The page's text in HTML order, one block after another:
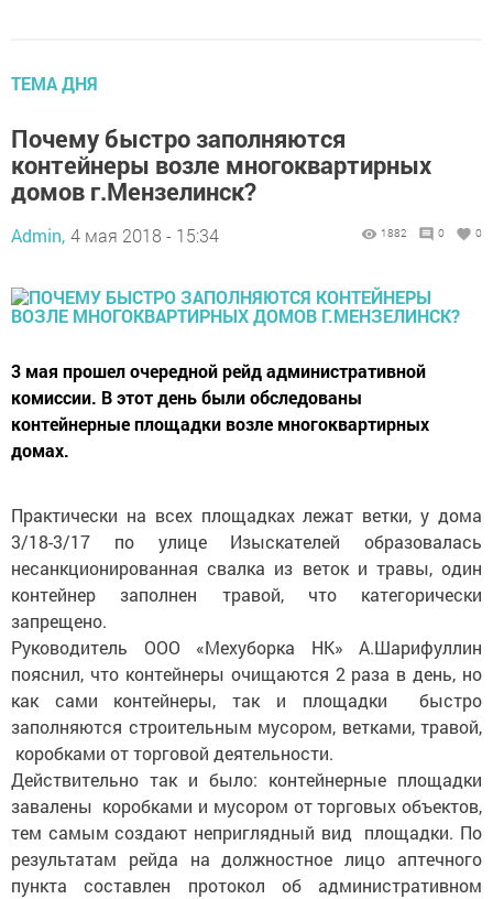
ТЕМА ДНЯ
Почему быстро заполняются
контейнеры возле многоквартирных
домов г.Мензелинск?
Admin, 4 мая 2018 - 15:34 1882 0 0
3 мая прошел очередной рейд административной
комиссии. В этот день были обследованы
контейнерные площадки возле многоквартирных
домах.
Практически на всех площадках лежат ветки, у дома
3/18-3/17 по улице Изыскателей образовалась
несанкционированная свалка из веток и травы, один
контейнер заполнен травой, что категорически
запрещено.
Руководитель ООО «Мехуборка НК» А.Шарифуллин
пояснил, что контейнеры очищаются 2 раза в день, но
как сами контейнеры, так и площадки быстро
заполняются строительным мусором, ветками, травой,
коробками от торговой деятельности.
Действительно так и было: контейнерные площадки
завалены коробками и мусором от торговых объектов,
тем самым создают неприглядный вид площадки. По
результатам рейда на должностное лицо аптечного
пункта составлен протокол об административном